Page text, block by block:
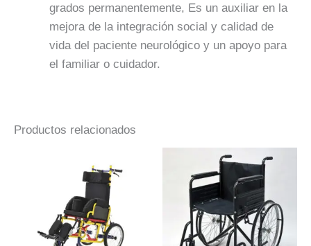
grados permanentemente, Es un auxiliar en la
mejora de la integración social y calidad de
vida del paciente neurológico y un apoyo para
el familiar o cuidador.
Productos relacionados